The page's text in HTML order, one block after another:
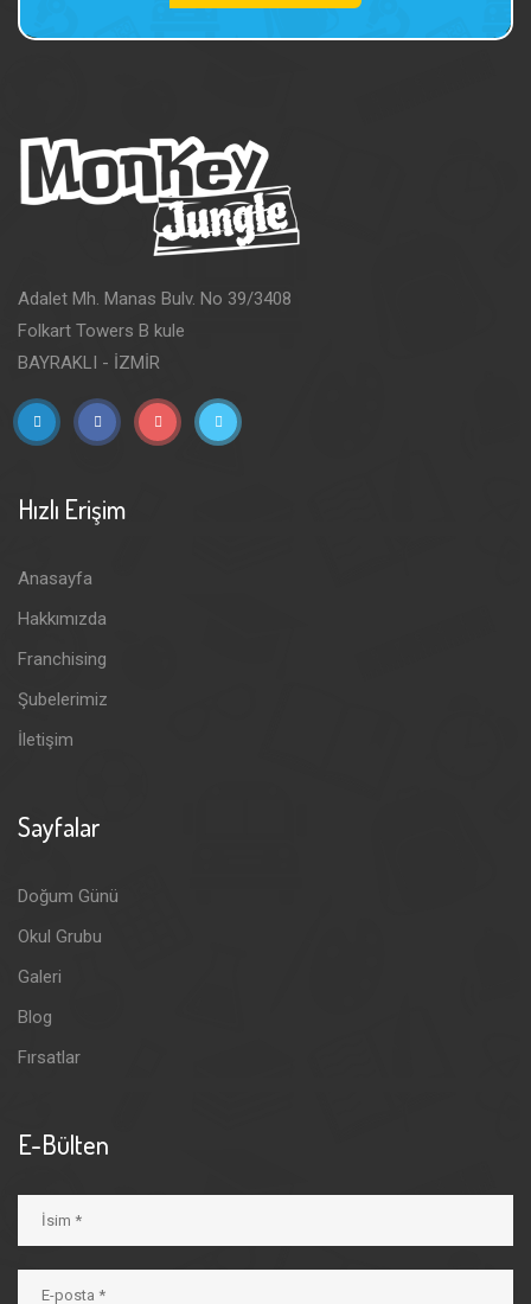
Adalet Mh. Manas Bulv. No 39/3408
Folkart Towers B kule
BAYRAKLI - İZMİR
Hızlı Erişim
Anasayfa
Hakkımızda
Franchising
Şubelerimiz
İletişim
Sayfalar
Doğum Günü
Okul Grubu
Galeri
Blog
Fırsatlar
E-Bülten